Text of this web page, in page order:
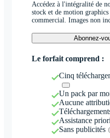
Accédez à l'intégralité de
stock et de motion
commercial. Images non
Abonnez-
Le forfait comprend :
Cinq
Un pack par
Aucune
Assistance
Sans publicités